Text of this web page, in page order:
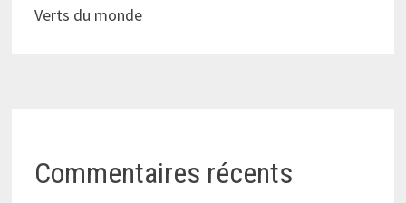
Verts du monde
Commentaires récents